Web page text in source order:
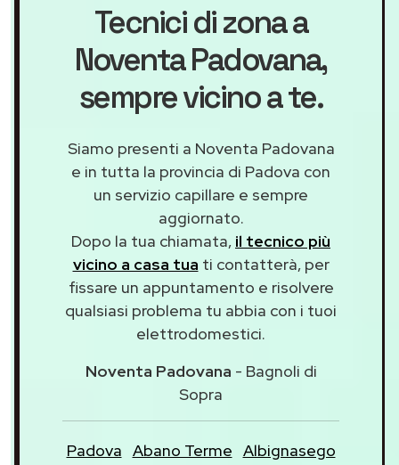
Tecnici di zona a
Noventa Padovana,
sempre vicino a te.
Siamo presenti a Noventa Padovana
e in tutta la provincia di Padova con
un servizio capillare e sempre
aggiornato.
Dopo la tua chiamata, il tecnico più
vicino a casa tua ti contatterà, per
fissare un appuntamento e risolvere
qualsiasi problema tu abbia con i tuoi
elettrodomestici.
Noventa Padovana - Bagnoli di
Sopra
Padova Abano Terme Albignasego